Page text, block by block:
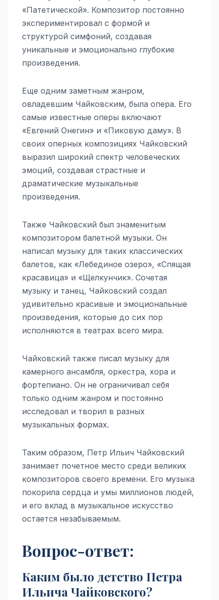
«Патетической». Композитор постоянно
экспериментировал с формой и
структурой симфоний, создавая
уникальные и эмоционально глубокие
произведения.
Еще одним заметным жанром,
овладевшим Чайковским, была опера. Его
самые известные оперы включают
«Евгений Онегин» и «Пиковую даму». В
своих оперных композициях Чайковский
выразил широкий спектр человеческих
эмоций, создавая страстные и
драматические музыкальные
произведения.
Также Чайковский был знаменитым
композитором балетной музыки. Он
написал музыку для таких классических
балетов, как «Лебединое озеро», «Спящая
красавица» и «Щелкунчик». Сочетая
музыку и танец, Чайковский создал
удивительно красивые и эмоциональные
произведения, которые до сих пор
исполняются в театрах всего мира.
Чайковский также писал музыку для
камерного ансамбля, оркестра, хора и
фортепиано. Он не ограничивал себя
только одним жанром и постоянно
исследовал и творил в разных
музыкальных формах.
Таким образом, Петр Ильич Чайковский
занимает почетное место среди великих
композиторов своего времени. Его музыка
покорила сердца и умы миллионов людей,
и его вклад в музыкальное искусство
остается незабываемым.
Вопрос-ответ:
Каким было детство Петра
Ильича Чайковского?